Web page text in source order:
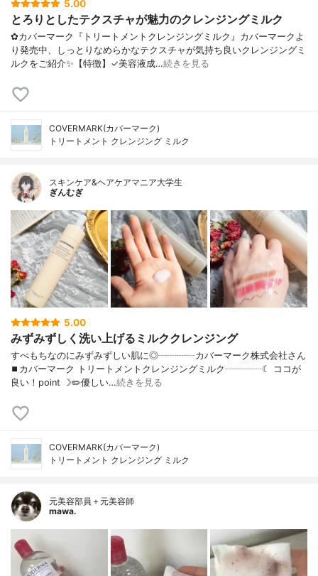
5.00
とろりとしたテクスチャが魅力のクレンジングミルク
✿カバーマーク『トリートメントクレンジングミルク』カバーマークよ
り発売中、しっとりなめらかなテクスチャが気持ち良いクレンジングミ
ルクをご紹介✨【特徴】✓美容液成…続きを見る
COVERMARK(カバーマーク)
トリートメント クレンジング ミルク
スキンケア&ヘアケアマニア大学生
ぎんむぎ
5.00
みずみずしく洗い上げるミルククレンジング
すべもちなのにみずみずしい肌に◎┈┈┈┈カバーマーク株式会社さん
⏹カバーマーク トリートメントクレンジングミルク┈┈┈┈☾ ココが
良い！point ☽✏️優しい…続きを見る
COVERMARK(カバーマーク)
トリートメント クレンジング ミルク
元美容部員＋元美容師
mawa.